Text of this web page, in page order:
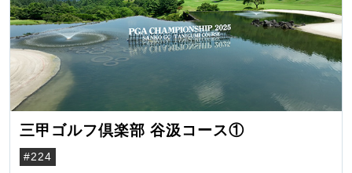
三甲ゴルフ倶楽部 谷汲コース①
#224